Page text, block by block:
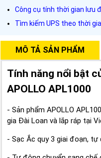
Công cụ tính thời gian lưu
Tìm kiếm UPS theo thời
MÔ TẢ SẢN PHẨM
Tính năng nổi bật
APOLLO APL1000
- Sản phẩm APOLLO
gia Đài Loan và lắp ráp tại
- Sạc Ắc quy 3 giai đoạn,